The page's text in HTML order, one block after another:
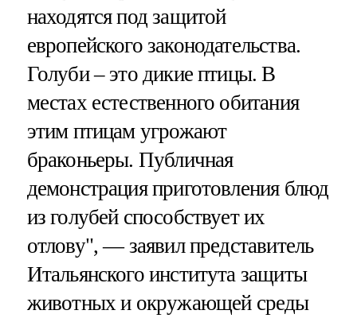
находятся под защитой
европейского законодательства.
Голуби – это дикие птицы. В
местах естественного обитания
этим птицам угрожают
браконьеры. Публичная
демонстрация приготовления блюд
из голубей способствует их
отлову", — заявил представитель
Итальянского института защиты
животных и окружающей среды